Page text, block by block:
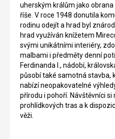
uherským králům jako
říše. V roce 1948 donutila
rodinu odejít a hrad byl
hrad využíván knížetem
svými unikátními interiéry,
malbami i předměty denní
Ferdinanda I., nádobí,
působí také samotná stavba,
nabízí neopakovatelné
přírodu i pohoří. Návštěvníci
prohlídkových tras a k
věži.
předních
příčkách
žebříčku
nejkrásnějších
světových
památek.
Jedná
největší
rumunskou
středověkou
nápis
pod
vrcholem
skály
připomíná
slavný
nápis
Hollywood.
Zajímavá
kulturní
památka
byla